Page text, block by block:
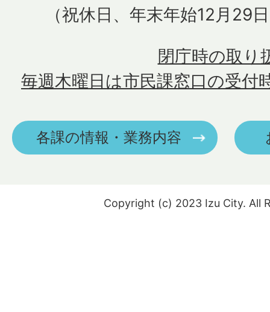
（祝休日、年末年始12月29
毎週木曜日は市民課窓口の受付
閉庁時の取り
各課の情報・業務内容
Copyright (c) 2023 Izu City. All